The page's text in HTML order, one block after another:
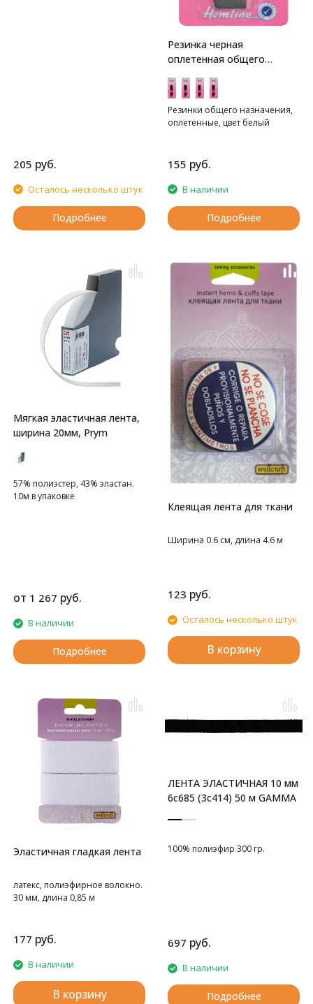
205 руб.
Осталось несколько штук
Подробнее
Резинка черная
оплетенная общего
Резинки общего назначения,
оплетенные, цвет белый
155 руб.
В наличии
Подробнее
Мягкая эластичная лента,
ширина 20мм, Prym
57% полиэстер, 43% эластан.
10м в упаковке
от 1 267 руб.
В наличии
Подробнее
Клеящая лента для ткани
Ширина 0.6 см, длина 4.6 м
123 руб.
Осталось несколько штук
В корзину
Эластичная гладкая лента
латекс, полиэфирное волокно.
30 мм, длина 0,85 м
177 руб.
В наличии
В корзину
ЛЕНТА ЭЛАСТИЧНАЯ 10 мм
6с685 (3с414) 50 м GAMMA
100% полиэфир 300 гр.
697 руб.
В наличии
Подробнее